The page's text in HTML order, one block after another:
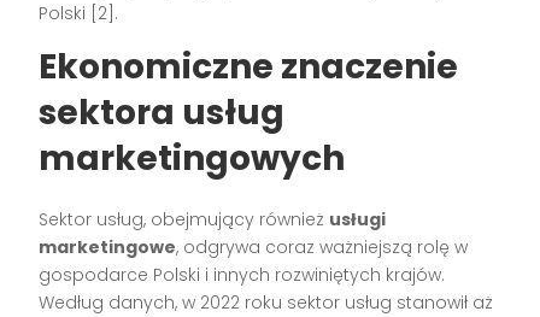
Polski [2].
Ekonomiczne znaczenie
sektora usług
marketingowych
Sektor usług, obejmujący również usługi
marketingowe, odgrywa coraz ważniejszą rolę w
gospodarce Polski i innych rozwiniętych krajów.
Według danych, w 2022 roku sektor usług stanowił aż